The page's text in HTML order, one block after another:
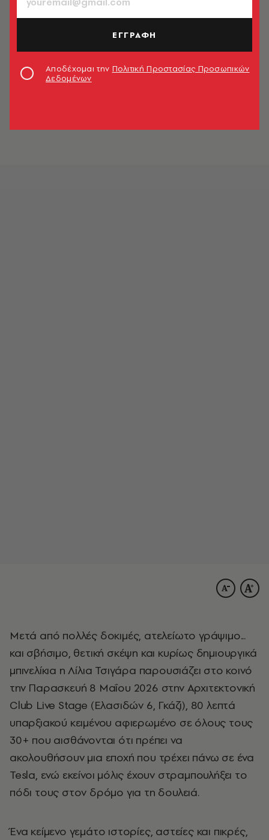
Μετά από πολλές δοκιμές, ατελείωτο γράψιμο...
και σβήσιμο, θετική σκέψη και κυρίως δημιουργικά
μπινελίκια η Λίλια Τσιγάρα παρουσιάζει στο κοινό
την Παρασκευή 8 Μαΐου 2026 στην Αρχιτεκτονική
Club Live Stage (Ελασιδών 6, Γκάζι), 80 λεπτά
υπαρξιακού κειμένου αφιερωμένο σε όλους τους
30+ που αισθάνονται ότι πρέπει να
ακολουθήσουν μια εποχή που τρέχει πάνω σε ένα
Tesla, ενώ εκείνοι μόλις έχουν στραμπουλήξει το
πόδι τους στον δρόμο για τη δουλειά.
Ένα κείμενο γεμάτο ιστορίες, αστείες και πικρές,
ΕΓΓΡΑΦΗ
Αποδέχομαι την Πολιτική Προστασίας Προσωπικών
Δεδομένων